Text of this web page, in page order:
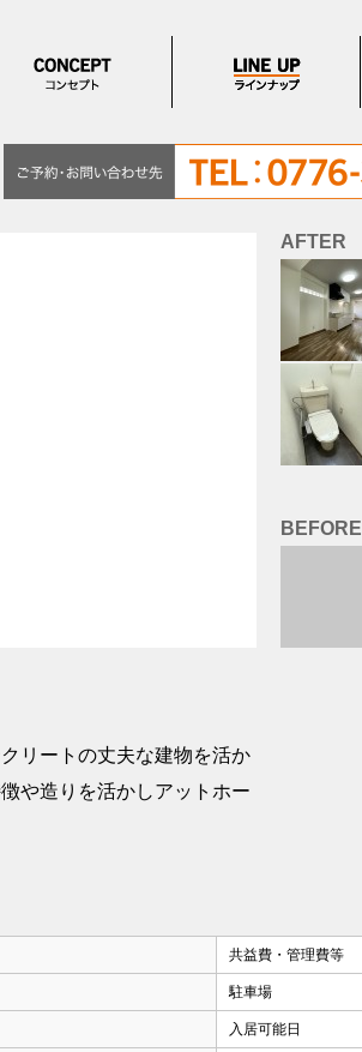
AFTER
BEFORE
リートの丈夫な建物を活か
や造りを活かしアットホー
共益費・管理費等
駐車場
入居可能日